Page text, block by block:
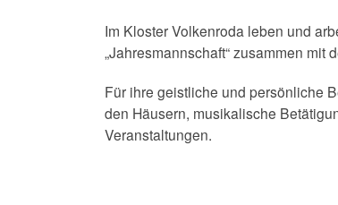
Im Kloster Volkenroda leben und
„Jahresmannschaft“ zusammen
Für ihre geistliche und persönliche
den Häusern, musikalische
Veranstaltungen.